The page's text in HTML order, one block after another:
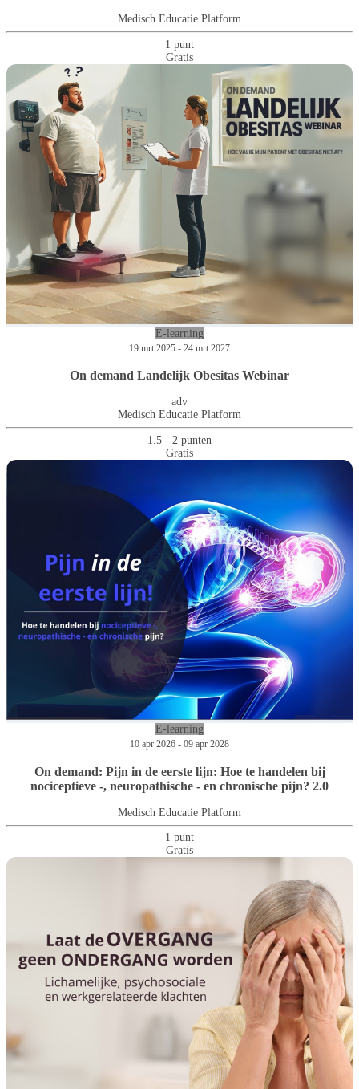
Medisch Educatie Platform
1 punt
Gratis
E-learning
19 mrt 2025 - 24 mrt 2027
On demand Landelijk Obesitas Webinar
adv
Medisch Educatie Platform
1.5 - 2 punten
Gratis
E-learning
10 apr 2026 - 09 apr 2028
On demand: Pijn in de eerste lijn: Hoe te handelen bij
nociceptieve -, neuropathische - en chronische pijn? 2.0
Medisch Educatie Platform
1 punt
Gratis